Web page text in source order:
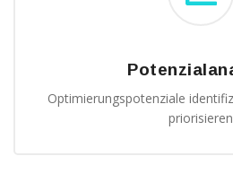
Optimierungspotenziale
priorisieren